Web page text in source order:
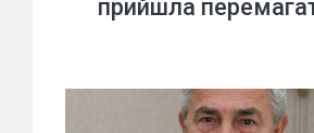
прийшла